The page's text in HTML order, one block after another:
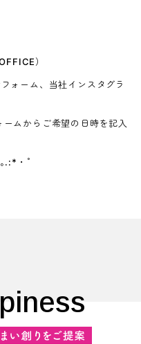
）
ォーム、当社インスタグラ
ムからご希望の日時を記入
.:*・ﾟ